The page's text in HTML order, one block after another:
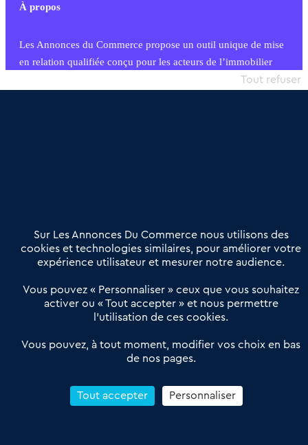
À propos
Les Annonces du Commerce propose un outil unique de mise
en relation qualifiée conçu pour les acteurs de l’immobilier
commercial et les collectivités territoriales, simple et intégrant
Offres Pro
Actualités
Qui sommes nous ?
Derniers articles
Réseau 3C : un partenaire national dédié aux transactions
Petitscommerces : Un partenariat au service du commerce de
proximité et des territoires
Reprendre un Restaurant Rapide
Sur Les Annonces Du Commerce nous utilisons des
cookies et technologies similaires, pour améliorer votre
expérience utilisateur et mesurer notre audience.
Vous pouvez « Personnaliser » ceux que vous souhaitez
activer ou « Tout accepter » et nous permettre
l’utilisation de ces cookies.
Vous pouvez, à tout moment, modifier vos choix en bas
de nos pages.
Tout accepter
Tout refuser
Personnaliser